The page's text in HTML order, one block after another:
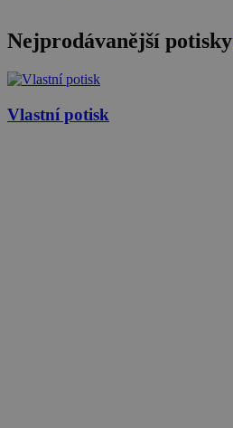
Nejprodávanější potisky
Vlastní potisk